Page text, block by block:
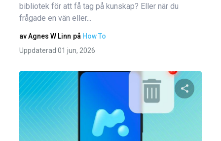
bibliotek för att få tag på kunskap? Eller när du
frågade en vän eller...
avAgnes W Linn på How To
Uppdaterad 01 jun, 2026